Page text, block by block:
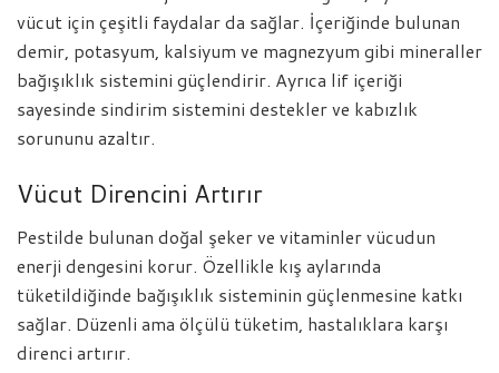
vücut için çeşitli faydalar da sağlar. İçeriğinde bulunan
demir, potasyum, kalsiyum ve magnezyum gibi mineraller
bağışıklık sistemini güçlendirir. Ayrıca lif içeriği
sayesinde sindirim sistemini destekler ve kabızlık
sorununu azaltır.
Vücut Direncini Artırır
Pestilde bulunan doğal şeker ve vitaminler vücudun
enerji dengesini korur. Özellikle kış aylarında
tüketildiğinde bağışıklık sisteminin güçlenmesine katkı
sağlar. Düzenli ama ölçülü tüketim, hastalıklara karşı
direnci artırır.